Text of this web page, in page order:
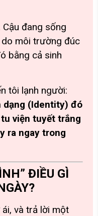
đang sống
môi trường đúc
bằng cả sinh
tôi lạnh người:
dạng (Identity) đó
viện tuyết trắng
ra ngay trong
ĐIỀU GÌ
và trả lời một